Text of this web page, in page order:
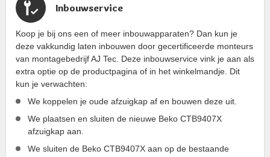
Inbouwservice
Koop je bij ons een of meer inbouwapparaten? Dan kun je
deze vakkundig laten inbouwen door gecertificeerde monteurs
van montagebedrijf AJ Tec. Deze inbouwservice vink je aan als
extra optie op de productpagina of in het winkelmandje. Dit
kun je verwachten:
We koppelen je oude afzuigkap af en bouwen deze uit.
We plaatsen en sluiten de nieuwe Beko CTB9407X
afzuigkap aan.
We sluiten de Beko CTB9407X aan op de bestaande